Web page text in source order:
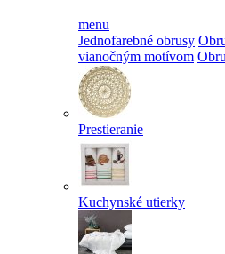
menu
Jednofarebné obrusy
vianočným motívom
Prestieranie
Kuchynské utierky